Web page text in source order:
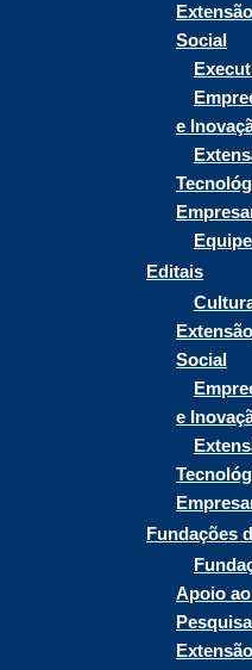
Extensão
Social
e
Equipe
Editais
Extensão
Social
e
Fundações
Apoio